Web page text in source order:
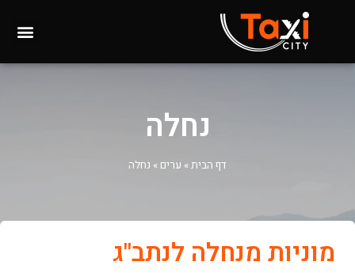
נחלה
דף הבית» ערים » נחלה
מוניות מנחלה לנתב"ג